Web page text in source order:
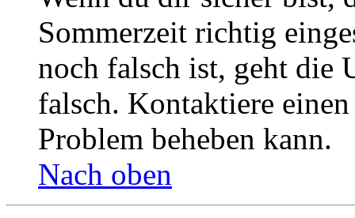
Sommerzeit richtig
noch falsch ist, geht die
falsch. Kontaktiere
Problem beheben kann.
Nach oben